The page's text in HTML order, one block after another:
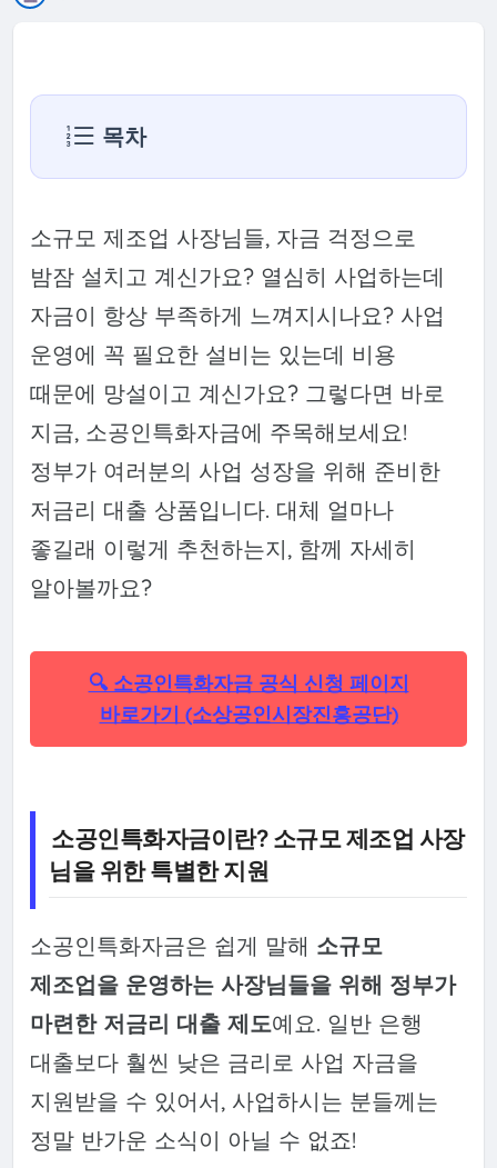
목차
소규모 제조업 사장님들, 자금 걱정으로
밤잠 설치고 계신가요? 열심히 사업하는데
자금이 항상 부족하게 느껴지시나요? 사업
운영에 꼭 필요한 설비는 있는데 비용
때문에 망설이고 계신가요? 그렇다면 바로
지금, 소공인특화자금에 주목해보세요!
정부가 여러분의 사업 성장을 위해 준비한
저금리 대출 상품입니다. 대체 얼마나
좋길래 이렇게 추천하는지, 함께 자세히
알아볼까요?
🔍 소공인특화자금 공식 신청 페이지
바로가기 (소상공인시장진흥공단)
소공인특화자금이란? 소규모 제조업 사장
님을 위한 특별한 지원
소공인특화자금은 쉽게 말해 소규모
제조업을 운영하는 사장님들을 위해 정부가
마련한 저금리 대출 제도예요. 일반 은행
대출보다 훨씬 낮은 금리로 사업 자금을
지원받을 수 있어서, 사업하시는 분들께는
정말 반가운 소식이 아닐 수 없죠!